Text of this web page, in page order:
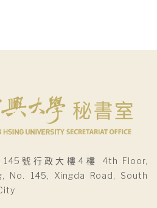
號行政大樓4樓 4th Floor,
No. 145, Xingda Road, South